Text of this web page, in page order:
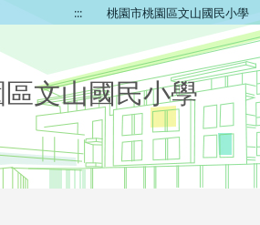
::: 桃園市桃園區文山國民小學
文山國民小學